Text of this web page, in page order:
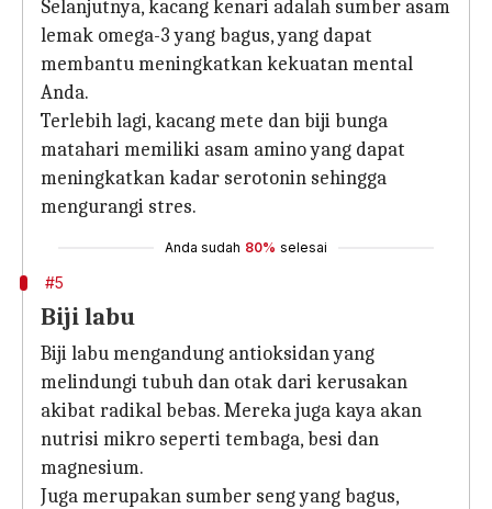
Selanjutnya, kacang kenari adalah sumber asam
lemak omega-3 yang bagus, yang dapat
membantu meningkatkan kekuatan mental
Anda.
Terlebih lagi, kacang mete dan biji bunga
matahari memiliki asam amino yang dapat
meningkatkan kadar serotonin sehingga
mengurangi stres.
Anda sudah 80% selesai
#5
Biji labu
Biji labu mengandung antioksidan yang
melindungi tubuh dan otak dari kerusakan
akibat radikal bebas. Mereka juga kaya akan
nutrisi mikro seperti tembaga, besi dan
magnesium.
Juga merupakan sumber seng yang bagus,